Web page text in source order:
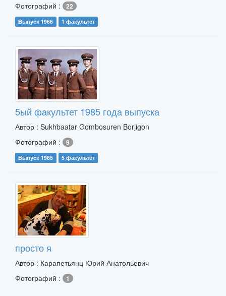
Фотографий :
22
Выпуск 1966 1 факультет
5ый факультет 1985 года выпуска
Автор : Sukhbaatar Gombosuren Borjigon
Фотографий :
9
Выпуск 1985 5 факультет
просто я
Автор : Карапетьянц Юрий Анатольевич
Фотографий :
1